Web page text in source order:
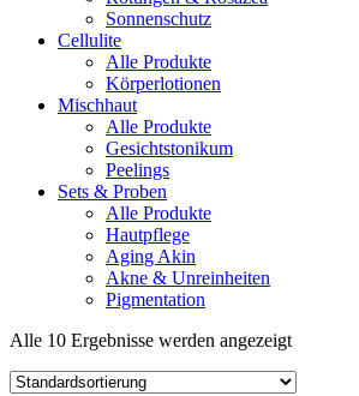
Sonnenschutz
Cellulite
Alle Produkte
Körperlotionen
Mischhaut
Alle Produkte
Gesichtstonikum
Peelings
Sets & Proben
Alle Produkte
Hautpflege
Aging Akin
Akne & Unreinheiten
Pigmentation
Alle 10 Ergebnisse werden angezeigt